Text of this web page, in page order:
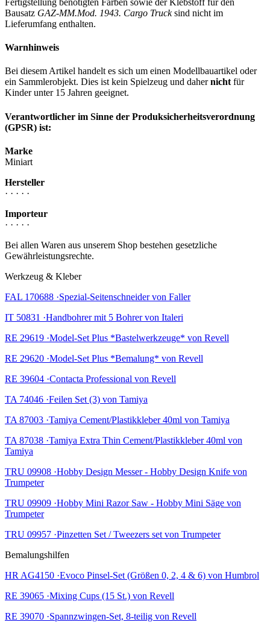
Bausatz GAZ-MM.Mod. 1943. Cargo Trucksind nicht im
Lieferumfang enthalten.
Warnhinweis
Bei diesem Artikel handelt es sich um einen Modellbauartikel oder
ein Sammlerobjekt. Dies ist kein Spielzeug und dahernicht für
Kinder unter 15 Jahren geeignet.
Verantwortlicher im Sinne der Produksicherheitsverordnung
(GPSR) ist:
Marke
Miniart
Hersteller
· · · · ·
Importeur
· · · · ·
Bei allen Waren aus unserem Shop bestehen gesetzliche
Gewährleistungsrechte.
Werkzeug & Kleber
FAL 170688 ·Spezial-Seitenschneider von Faller
IT 50831 ·Handbohrer mit 5 Bohrer von Italeri
RE 29619 ·Model-Set Plus *Bastelwerkzeuge* von Revell
RE 29620 ·Model-Set Plus *Bemalung* von Revell
RE 39604 ·Contacta Professional von Revell
TA 74046 ·Feilen Set (3) von Tamiya
TA 87003 ·Tamiya Cement/Plastikkleber 40ml von Tamiya
TA 87038 ·Tamiya Extra Thin Cement/Plastikkleber 40ml von
Tamiya
TRU 09908 ·Hobby Design Messer - Hobby Design Knife von
Trumpeter
TRU 09909 ·Hobby Mini Razor Saw - Hobby Mini Säge von
Trumpeter
TRU 09957 ·Pinzetten Set / Tweezers set von Trumpeter
Bemalungshilfen
HR AG4150 ·Evoco Pinsel-Set (Größen 0, 2, 4 & 6) von Humbrol
RE 39065 ·Mixing Cups (15 St.) von Revell
RE 39070 ·Spannzwingen-Set, 8-teilig von Revell